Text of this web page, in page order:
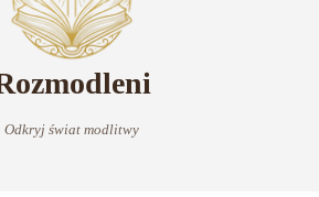
Odkryj świat modlitwy